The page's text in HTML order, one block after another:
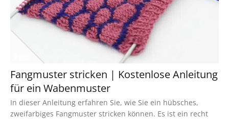
Fangmuster stricken | Kostenlose Anleitung
für ein Wabenmuster
In dieser Anleitung erfahren Sie, wie Sie ein hübsches,
zweifarbiges Fangmuster stricken können. Es ist ein recht